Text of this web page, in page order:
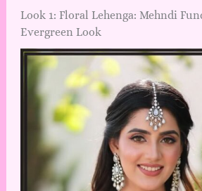
Look 1: Floral Lehenga: Mehndi
Evergreen Look